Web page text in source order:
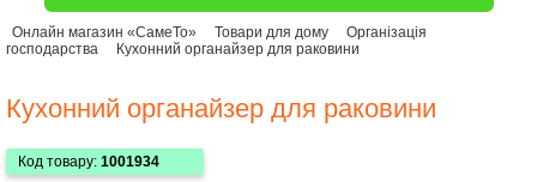
Онлайн магазин «СамеТо» Товари для дому
Організація
господарства
Кухонний органайзер для раковини
Кухонний органайзер для раковини
Код товару: 1001934